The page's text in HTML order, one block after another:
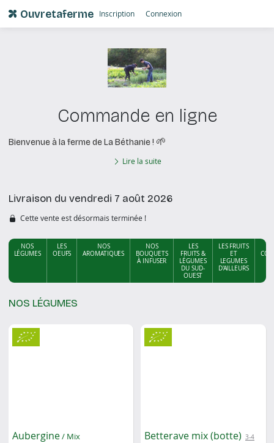
Ouvretaferme Inscription Connexion
Commande en ligne
Bienvenue à la ferme de La Béthanie ! 🌱
Lire la suite
Livraison du vendredi 7 août 2026
Cette vente est désormais terminée !
NOS
LÉGUMES
LES
OEUFS
NOS
AROMATIQUES
NOS
BOUQUETS
À INFUSER
LES
FRUITS &
LÉGUMES
DU SUD-
OUEST
LES FRUITS
ET
LEGUMES
D'AILLEURS
NOS LÉGUMES
Aubergine/ Mix Betterave mix (botte)
3-4